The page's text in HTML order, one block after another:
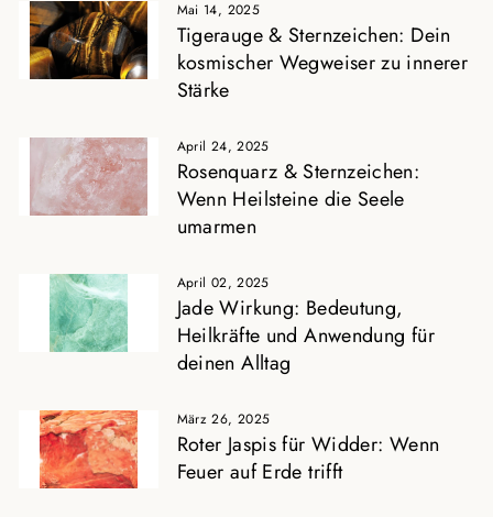
Mai 14, 2025
Tigerauge & Sternzeichen: Dein
kosmischer Wegweiser zu innerer
Stärke
April 24, 2025
Rosenquarz & Sternzeichen:
Wenn Heilsteine die Seele
umarmen
April 02, 2025
Jade Wirkung: Bedeutung,
Heilkräfte und Anwendung für
deinen Alltag
März 26, 2025
Roter Jaspis für Widder: Wenn
Feuer auf Erde trifft